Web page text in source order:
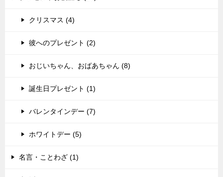
クリスマス (4)
彼へのプレゼント (2)
おじいちゃん、おばあちゃん (8)
誕生日プレゼント (1)
バレンタインデー (7)
ホワイトデー (5)
名言・ことわざ (1)